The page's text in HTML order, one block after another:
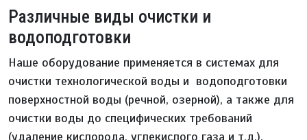
Различные виды очистки и
водоподготовки
Наше оборудование применяется в системах для
очистки технологической воды и водоподготовки
поверхностной воды (речной, озерной), а также для
очистки воды до специфических требований
(удаление кислорода, углекислого газа и т.д.).